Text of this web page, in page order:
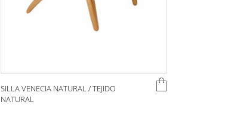
SILLA VENECIA NATURAL / TEJIDO
NATURAL